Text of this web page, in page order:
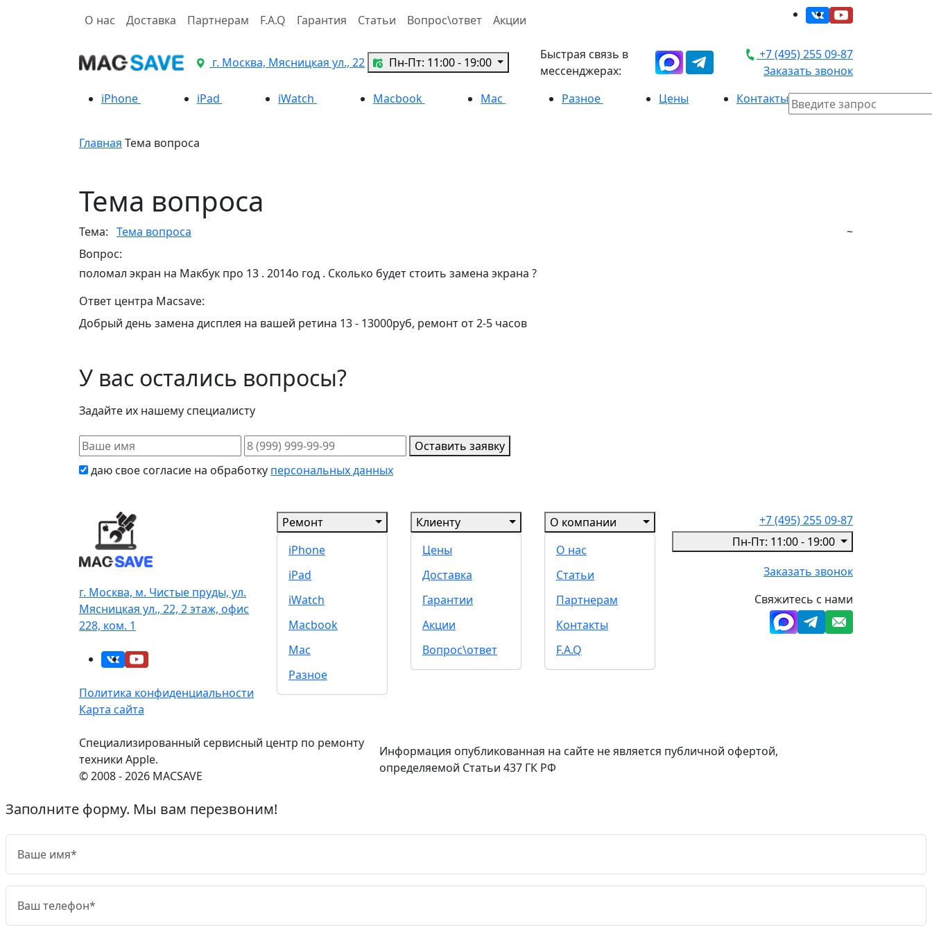
О нас Доставка Партнерам F.A.Q Гарантия Статьи Вопрос\ответ Акции
г. Москва, Мясницкая ул., 22 Пн-Пт: 11:00 - 19:00
Быстрая связь в
мессенджерах:
+7 (495) 255 09-87
Заказать звонок
iPhone
iPad iWatch Macbook Mac Разное Цены Контакты
Главная Тема вопроса
Тема вопроса
Тема: Тема вопроса
~
Вопрос:
поломал экран на Макбук про 13 . 2014о год . Сколько будет стоить замена экрана ?
Ответ центра Macsave:
Добрый день замена дисплея на вашей ретина 13 - 13000руб, ремонт от 2-5 часов
У вас остались вопросы?
Задайте их нашему специалисту
Оставить заявку
даю свое согласие на обработку персональных данных
г. Москва, м. Чистые пруды, ул.
Мясницкая ул., 22, 2 этаж, офис
228, ком. 1
Политика конфиденциальности
Карта сайта
Ремонт
iPhone
iPad
iWatch
Macbook
Mac
Разное
Клиенту
Цены
Доставка
Гарантии
Акции
Вопрос\ответ
О компании
О нас
Статьи
Партнерам
Контакты
F.A.Q
+7 (495) 255 09-87
Пн-Пт: 11:00 - 19:00
Заказать звонок
Свяжитесь с нами
Специализированный сервисный центр по ремонту
техники Apple.
© 2008 - 2026 MACSAVE
Информация опубликованная на сайте не является публичной офертой,
определяемой Статьи 437 ГК РФ
Заполните форму. Мы вам перезвоним!